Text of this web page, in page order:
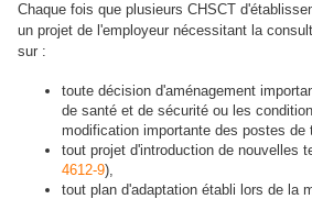
Chaque fois que plusieurs CHSCT
un projet de l'employeur nécessitant la
sur :
toute décision d'aménagement
de santé et de sécurité ou les
modification importante des postes de
tout projet d'introduction de nouvelles
4612-9),
tout plan d'adaptation établi lors de la